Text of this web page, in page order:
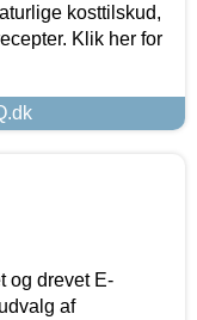
kosttilskud,
Klik her for
og drevet E-
af